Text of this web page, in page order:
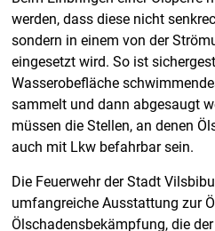
werden, dass diese nicht
sondern in einem von der
eingesetzt wird. So ist
Wasserobefläche
sammelt und dann abgesaugt
müssen die Stellen, an denen
auch mit Lkw befahrbar sein.
Die Feuerwehr der Stadt
umfangreiche Ausstattung zur
Ölschadensbekämpfung, die